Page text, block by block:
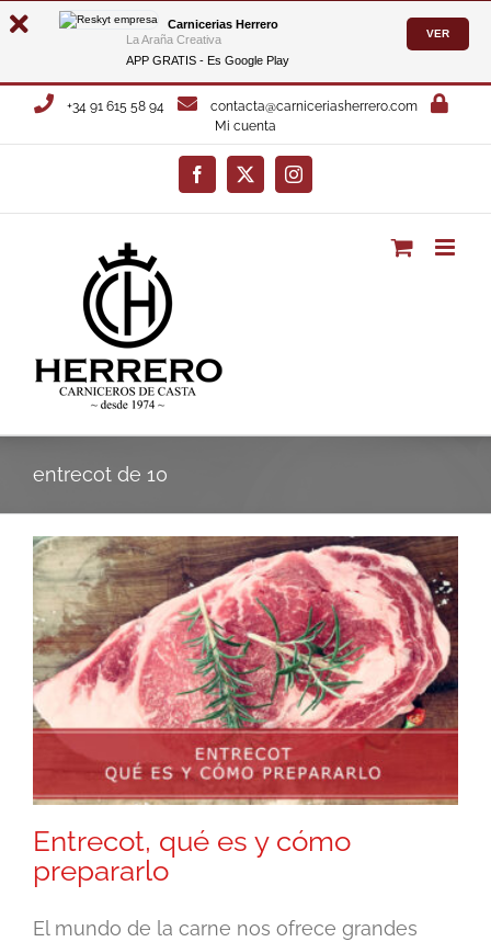
Carnicerias Herrero
La Araña Creativa
APP GRATIS - Es Google Play
VER
Saltar
+34 91 615 58 94
contacta@carniceriasherrero.com
Mi cuenta
Facebook
X Instagram
entrecot de 10
Entrecot, qué es y cómo
prepararlo
El mundo de la carne nos ofrece grandes